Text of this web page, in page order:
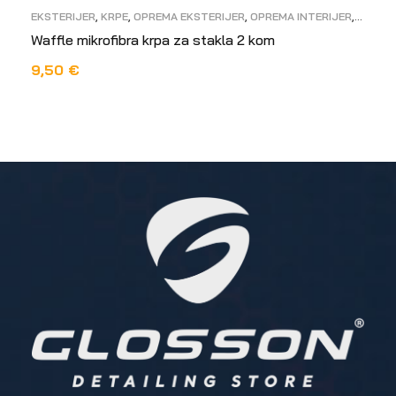
EKSTERIJER KRPE OPREMA EKSTERIJER OPREMA INTERIJER
Waffle mikrofibra krpa za stakla 2 kom
9,50 €